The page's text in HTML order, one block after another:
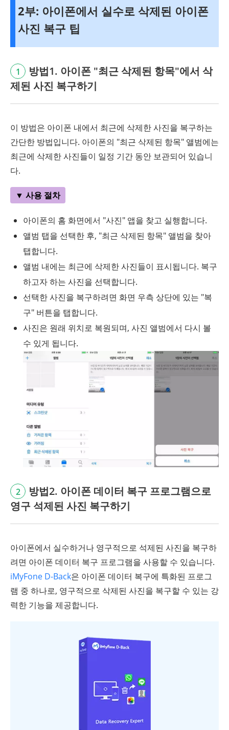
2부: 아이폰에서 실수로 삭제된 아이폰
사진 복구 팁
1
방법1. 아이폰 "최근 삭제된 항목"에서 삭
제된 사진 복구하기
이 방법은 아이폰 내에서 최근에 삭제한 사진을 복구하는
간단한 방법입니다. 아이폰의 "최근 삭제된 항목" 앨범에는
최근에 삭제한 사진들이 일정 기간 동안 보관되어 있습니
다.
▼ 사용 절차
아이폰의 홈 화면에서 "사진" 앱을 찾고 실행합니다.
앨범 탭을 선택한 후, "최근 삭제된 항목" 앨범을 찾아
탭합니다.
앨범 내에는 최근에 삭제한 사진들이 표시됩니다. 복구
하고자 하는 사진을 선택합니다.
선택한 사진을 복구하려면 화면 우측 상단에 있는 "복
구" 버튼을 탭합니다.
사진은 원래 위치로 복원되며, 사진 앨범에서 다시 볼
수 있게 됩니다.
2
방법2. 아이폰 데이터 복구 프로그램으로
영구 석제된 사진 복구하기
아이폰에서 실수하거나 영구적으로 석제된 사진을 복구하
려면 아이폰 데이터 복구 프로그램을 사용할 수 있습니다.
iMyFone D-Back은 아이폰 데이터 복구에 특화된 프로그
램 중 하나로, 영구적으로 삭제된 사진을 복구할 수 있는 강
력한 기능을 제공합니다.